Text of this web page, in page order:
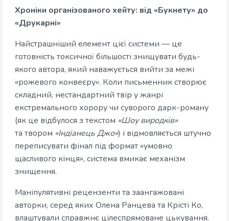
Хроніки організованого хейту: від «Букнету» до
«Друкарні»
Найстрашніший елемент цієї системи — це
готовність токсичної більшості знищувати будь-
якого автора, який наважується вийти за межі
«рожевого конвеєру». Коли письменник створює
складний, нестандартний твір у жанрі
екстремального хорору чи суворого дарк-роману
(як це відбулося з текстом «Шоу виродків»
та твором «Індіанець Джо») і відмовляється штучно
переписувати фінал під формат «умовно
щасливого кінця», система вмикає механізм
знищення.
Маніпулятивні рецензенти та заангажовані
авторки, серед яких Олена Ранцева та Крісті Ко,
влаштували справжнє цілеспрямоване цькування.